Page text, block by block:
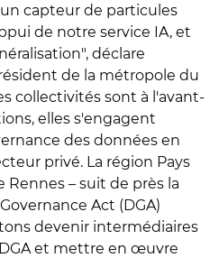
capteur de particules
de notre service IA, et
déclare
de la métropole du
collectivités sont à l'avant-
elles s'engagent
des données en
privé. La région Pays
– suit de près la
Act (DGA)
devenir intermédiaires
et mettre en œuvre